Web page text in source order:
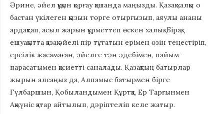
Әрине, әйел құқын қорғау қашанда маңызды. Қазақ халқы о
бастан үкілеген қызын төрге отырғызып, аяулы ананы
ардақтап, асыл жарын құрметтеп өскен халық. Бірақ,
ешуақытта қазақ әйелі пір тұтатын ерімен өзін теңестіріп,
ерсілік жасамаған, әйелге тән әдебімен, пайым-
парасатымен қасиетті саналады. Қазақтың батырлар
жырын алсаңыз да, Алпамыс батырмен бірге
Гүлбаршын, Қобыландымен Құртқа, Ер Тарғынмен
Ақжүніс қатар айтылып, дәріптеліп келе жатыр.